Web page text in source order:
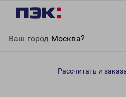
Ваш город Москва?
р-н)
Рассчитать и